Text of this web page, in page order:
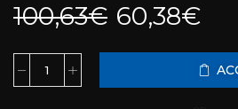
100,63€ 60,38€